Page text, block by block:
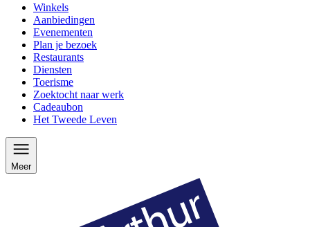
Winkels
Aanbiedingen
Evenementen
Plan je bezoek
Restaurants
Diensten
Toerisme
Zoektocht naar werk
Cadeaubon
Het Tweede Leven
Meer